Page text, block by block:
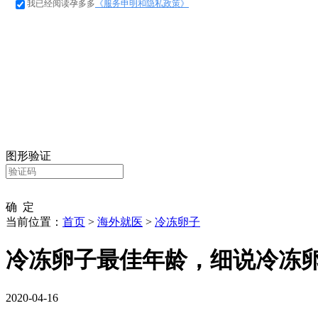
我已经阅读孕多多 《服务申明和隐私政策》
图形验证
确 定
当前位置： 首页 > 海外就医 > 冷冻卵子
冷冻卵子最佳年龄，细说冷冻
2020-04-16